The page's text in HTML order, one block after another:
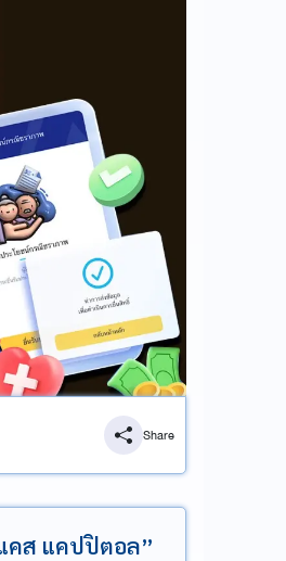
Share
แคส แคปปิตอล”